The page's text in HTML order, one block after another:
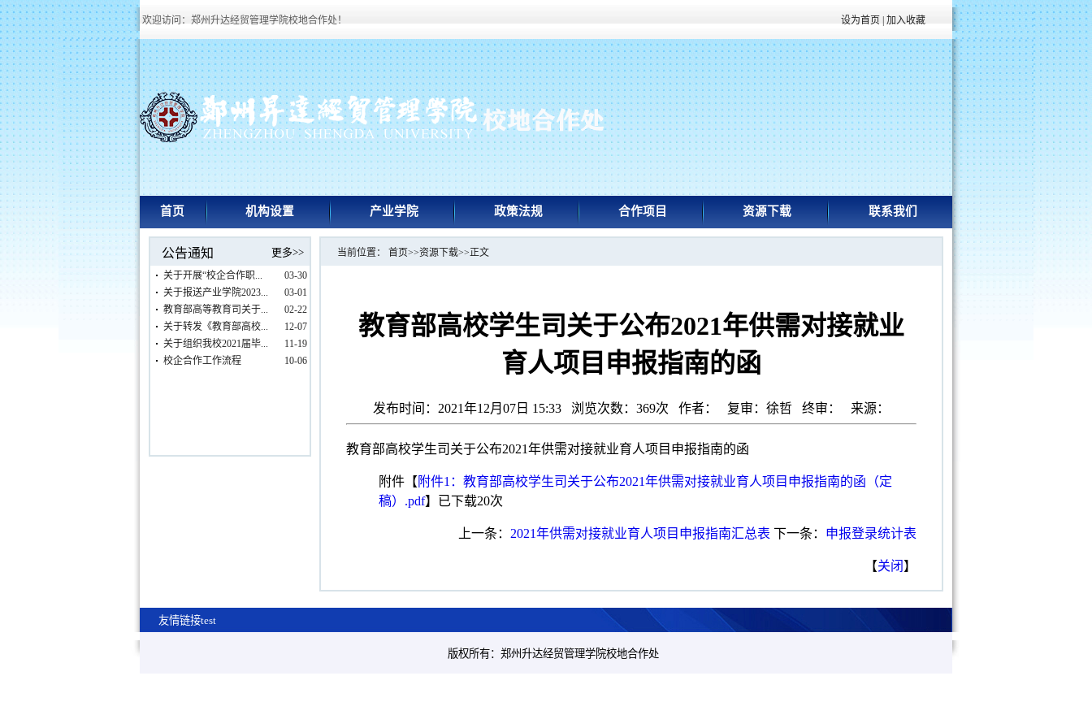
欢迎访问：郑州升达经贸管理学院校地合作处！ 设为首页 加入收藏
首页 机构设置 产业学院 政策法规 合作项目 资源下载 联系我们
公告通知 更多>>
关于开展“校企合作职...
03-30
关于报送产业学院2023...
03-01
教育部高等教育司关于...
02-22
关于转发《教育部高校...
12-07
关于组织我校2021届毕...
11-19
校企合作工作流程
10-06
当前位置： 首页>>资源下载>>正文
教育部高校学生司关于公布2021年供需对接就业
育人项目申报指南的函
发布时间：2021年12月07日 15:33 浏览次数： 369次 作者： 复审：徐哲 终审： 来源：
教育部高校学生司关于公布2021年供需对接就业育人项目申报指南的函
附件【 附件1：教育部高校学生司关于公布2021年供需对接就业育人项目申报指南的函（定
稿）.pdf】已下载20次
上一条： 2021年供需对接就业育人项目申报指南汇总表 下一条： 申报登录统计表
【关闭 】
友情链接test
版权所有：郑州升达经贸管理学院校地合作处